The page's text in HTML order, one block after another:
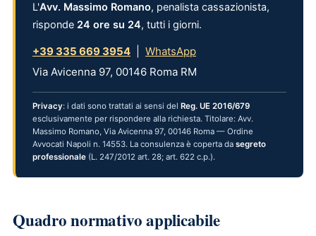
L'Avv. Massimo Romano, penalista cassazionista,
risponde 24 ore su 24, tutti i giorni.
+39 335 669 3954
WhatsApp
Via Avicenna 97, 00146 Roma RM
Privacy: i dati sono trattati ai sensi del Reg. UE 2016/679
esclusivamente per rispondere alla richiesta. Titolare: Avv.
Massimo Romano, Via Avicenna 97, 00146 Roma — Ordine
Avvocati Napoli n. 14553. La consulenza è coperta da segreto
professionale (L. 247/2012 art. 28; art. 622 c.p.).
Quadro normativo applicabile